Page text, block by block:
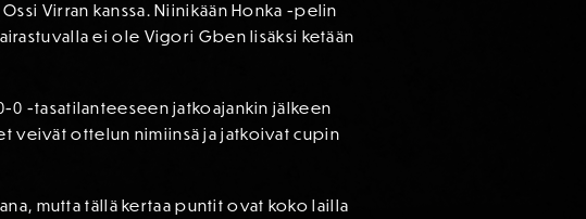
Virran kanssa. Niinikään Honka -pelin
ei ole Vigori Gben lisäksi ketään
0 -tasatilanteeseen jatkoajankin jälkeen
veivät ottelun nimiinsä ja jatkoivat cupin
mutta tällä kertaa puntit ovat koko lailla